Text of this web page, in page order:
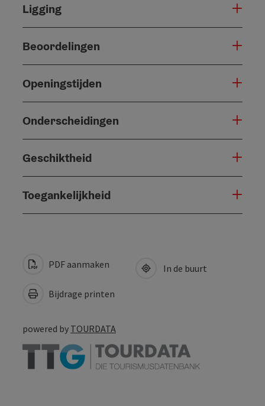
Ligging
Beoordelingen
Openingstijden
Onderscheidingen
Geschiktheid
Toegankelijkheid
PDF aanmaken
Bijdrage printen
In de buurt
powered by TOURDATA